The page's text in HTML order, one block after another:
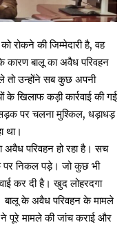
रोकने की जिम्मेदारी है, वह
कारण बालू का अवैध परिवहन
तो उन्होंने सब कुछ अपनी
खिलाफ कड़ी कार्रवाई की गई
पर चलना मुश्किल, धड़ाधड़
था।
अवैध परिवहन हो रहा है। सच
पर निकल पड़े। जो कुछ भी
कर दी है। खुद लोहरदगा
बालू के अवैध परिवहन के मामले
ने पूरे मामले की जांच कराई और